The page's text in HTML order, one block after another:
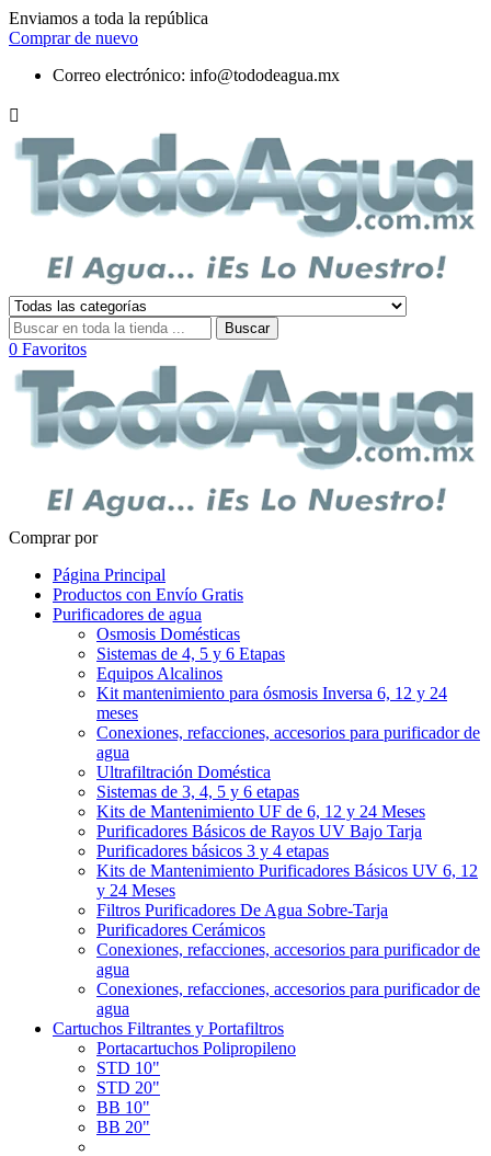
Enviamos a toda la república
Comprar de nuevo
Correo electrónico: info@tododeagua.mx

Buscar
0 Favoritos
Comprar por
Página Principal
Productos con Envío Gratis
Purificadores de agua
Osmosis Domésticas
Sistemas de 4, 5 y 6 Etapas
Equipos Alcalinos
Kit mantenimiento para ósmosis Inversa 6, 12 y 24
meses
Conexiones, refacciones, accesorios para purificador de
agua
Ultrafiltración Doméstica
Sistemas de 3, 4, 5 y 6 etapas
Kits de Mantenimiento UF de 6, 12 y 24 Meses
Purificadores Básicos de Rayos UV Bajo Tarja
Purificadores básicos 3 y 4 etapas
Kits de Mantenimiento Purificadores Básicos UV 6, 12
y 24 Meses
Filtros Purificadores De Agua Sobre-Tarja
Purificadores Cerámicos
Conexiones, refacciones, accesorios para purificador de
agua
Conexiones, refacciones, accesorios para purificador de
agua
Cartuchos Filtrantes y Portafiltros
Portacartuchos Polipropileno
STD 10"
STD 20"
BB 10"
BB 20"